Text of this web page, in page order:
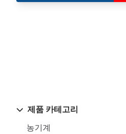
제품 카테고리
농기계